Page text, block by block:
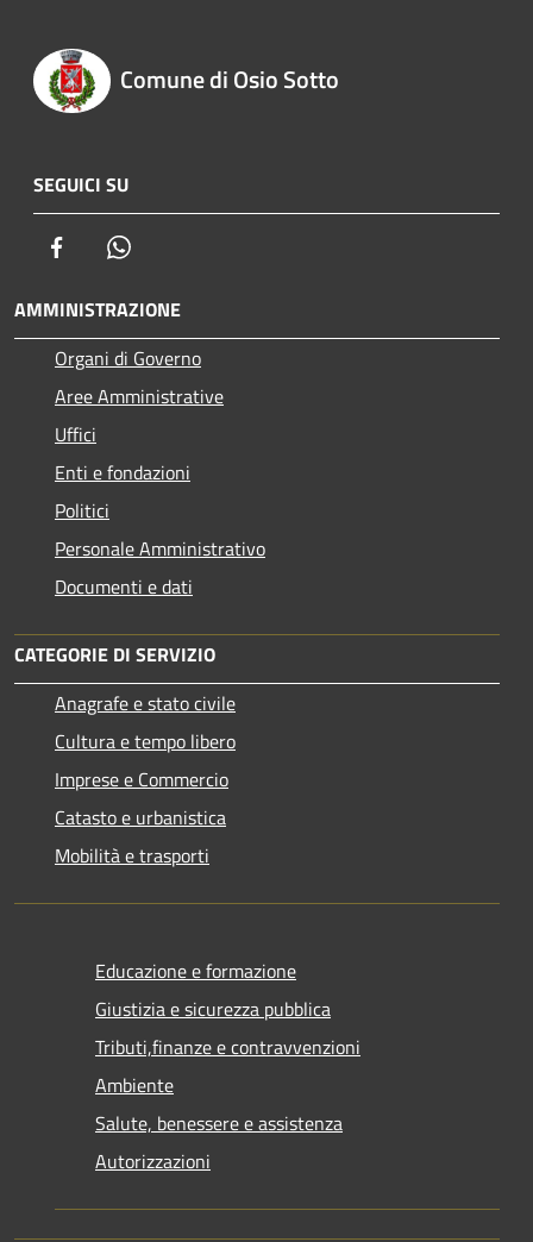
Comune di Osio Sotto
SEGUICI SU
Facebook
AMMINISTRAZIONE
Organi di Governo
Aree Amministrative
Uffici
Enti e fondazioni
Politici
Personale Amministrativo
Documenti e dati
CATEGORIE DI SERVIZIO
Anagrafe e stato civile
Cultura e tempo libero
Imprese e Commercio
Catasto e urbanistica
Mobilità e trasporti
Educazione e formazione
Giustizia e sicurezza pubblica
Tributi,finanze e contravvenzioni
Ambiente
Salute, benessere e assistenza
Autorizzazioni